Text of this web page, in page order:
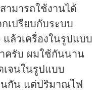
ามารถใช้งานได้
เปรียบกับระบบ
ล้วเครื่องในรูปแบบ
ครับ ผมใช้กันนาน
จนในรูปแบบ
นกัน แต่ปริมาณไฟ